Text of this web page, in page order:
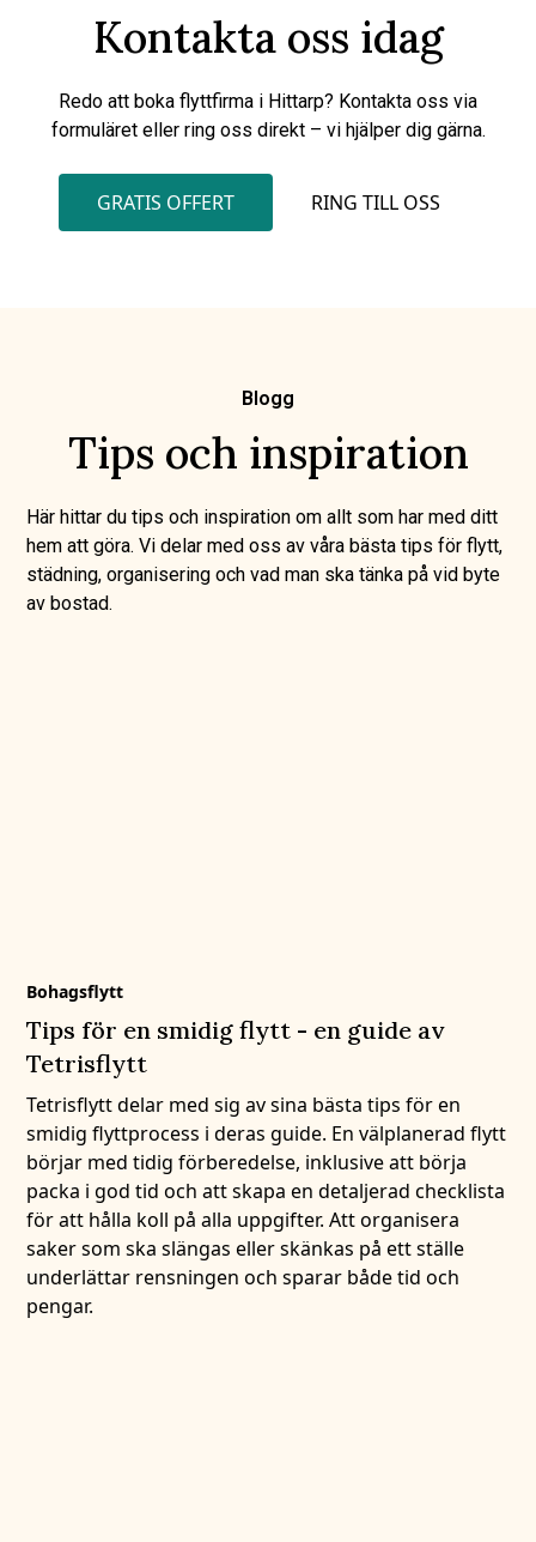
Kontakta oss idag
Redo att boka flyttfirma i Hittarp? Kontakta oss via
formuläret eller ring oss direkt – vi hjälper dig gärna.
GRATIS OFFERT RING TILL OSS
Blogg
Tips och inspiration
Här hittar du tips och inspiration om allt som har med ditt
hem att göra. Vi delar med oss av våra bästa tips för flytt,
städning, organisering och vad man ska tänka på vid byte
av bostad.
Bohagsflytt
Tips för en smidig flytt - en guide av
Tetrisflytt
Tetrisflytt delar med sig av sina bästa tips för en
smidig flyttprocess i deras guide. En välplanerad flytt
börjar med tidig förberedelse, inklusive att börja
packa i god tid och att skapa en detaljerad checklista
för att hålla koll på alla uppgifter. Att organisera
saker som ska slängas eller skänkas på ett ställe
underlättar rensningen och sparar både tid och
pengar.